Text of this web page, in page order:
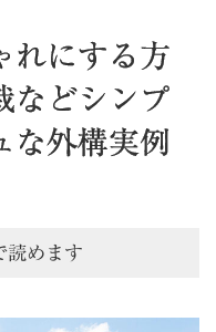
れにする方
などシンプ
な外構実例
読めます